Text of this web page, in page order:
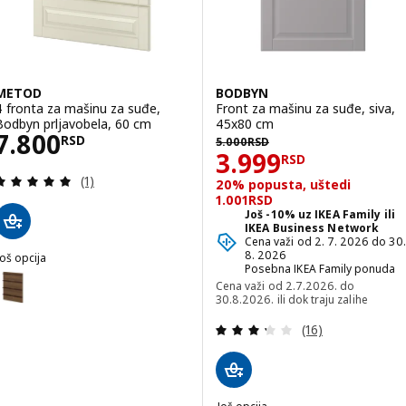
fronta za mašinu za suđe,
prljavobela, 60 cm
RSD
7800RSD
Pregled: 5 od 5 Zvezdice. Ukupno recenzija:
(1)
opcija
METOD, 4 fronta za mašinu za suđe, Stensta tamnobraon
METOD, 4 fronta za mašinu za suđe, Voxtorp im. hrastovine,
METOD, 4 fronta za mašinu za suđe, Upplöv tamnobež, mat,
BODBYN
Front za mašinu za suđe, siva,
45x80 cm
5.000RSD
5000RSD
3.999RSD
Cena 3999RSD
20% popusta, uštedi
1.001RSD
Još -10% uz IKEA Family ili
IKEA Business Network
Cena važi od 2. 7. 2026 do 30.
8. 2026
Posebna IKEA Family ponuda
Cena važi od 2.7.2026. do
30.8.2026. ili dok traju zalihe
Pregled: 3.3 od
(16)